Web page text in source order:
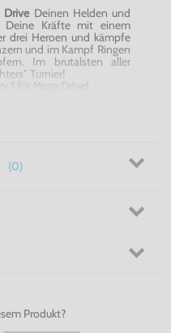
DriveDeinen Helden und
Deine Kräfte mit einem
drei Heroen und kämpfe
und im Kampf Ringen
Im brutalsten aller
Turnier!
(0)
Produkt?